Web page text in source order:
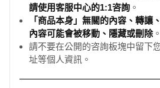
請使用客服中心的1:1咨詢 。
「商品本身」無關的內容、轉讓
內容可能會被移動、隱藏或刪除。
請不要在公開的咨詢板塊中留下
址等個人資訊。